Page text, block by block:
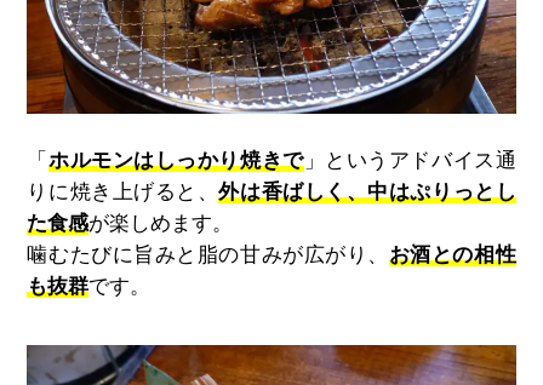
「 ホルモンはしっかり焼きで」というアドバイス通
りに焼き上げると、外は香ばしく、中はぷりっとし
た食感が楽しめます。
噛むたびに旨みと脂の甘みが広がり、 お酒との相性
も抜群です。